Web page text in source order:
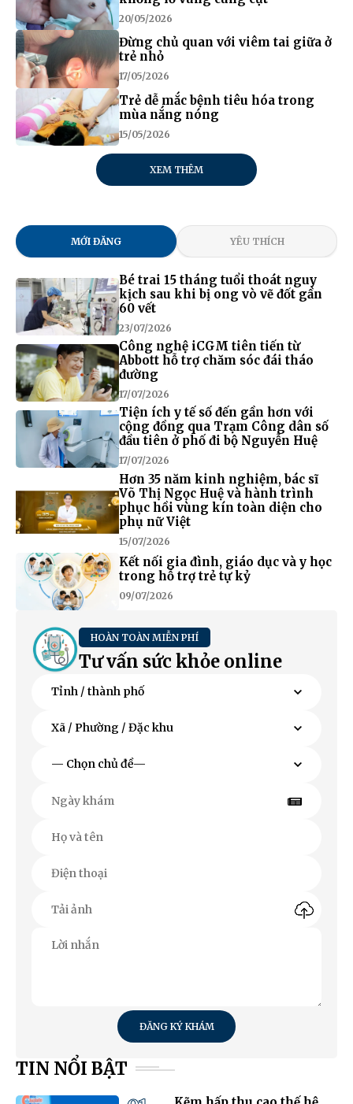
20/05/2026
Đừng chủ quan với viêm tai giữa ở
trẻ nhỏ
17/05/2026
Trẻ dễ mắc bệnh tiêu hóa trong
mùa nắng nóng
15/05/2026
XEM THÊM
MỚI ĐĂNG YÊU THÍCH
Bé trai 15 tháng tuổi thoát nguy
kịch sau khi bị ong vò vẽ đốt gần
60 vết
23/07/2026
Công nghệ iCGM tiên tiến từ
Abbott hỗ trợ chăm sóc đái tháo
đường
17/07/2026
Tiện ích y tế số đến gần hơn với
cộng đồng qua Trạm Công dân số
đầu tiên ở phố đi bộ Nguyễn Huệ
17/07/2026
Hơn 35 năm kinh nghiệm, bác sĩ
Võ Thị Ngọc Huệ và hành trình
phục hồi vùng kín toàn diện cho
phụ nữ Việt
15/07/2026
Kết nối gia đình, giáo dục và y học
trong hỗ trợ trẻ tự kỷ
09/07/2026
HOÀN TOÀN MIỄN PHÍ
Tư vấn sức khỏe online
ĐĂNG KÝ KHÁM
TIN NỔI BẬT